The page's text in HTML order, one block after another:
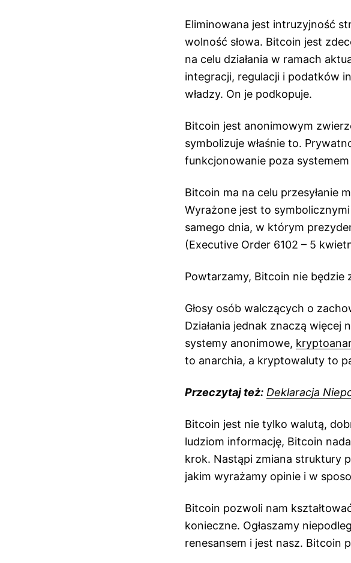
Eliminowana jest intruzyjność
wolność słowa. Bitcoin jest
na celu działania w ramach
integracji, regulacji i podatków
władzy. On je podkopuje.
Bitcoin jest anonimowym
symbolizuje właśnie to.
funkcjonowanie poza
Bitcoin ma na celu przesyłanie
Wyrażone jest to
samego dnia, w którym
(Executive Order 6102 – 5
Powtarzamy, Bitcoin nie będzie
Głosy osób walczących o
Działania jednak znaczą więcej
systemy anonimowe,
to anarchia, a kryptowaluty to
Przeczytaj też: Deklaracja
Bitcoin jest nie tylko walutą,
ludziom informację, Bitcoin
krok. Nastąpi zmiana struktury
jakim wyrażamy opinie i w
Bitcoin pozwoli nam
konieczne. Ogłaszamy
renesansem i jest nasz. Bitcoin